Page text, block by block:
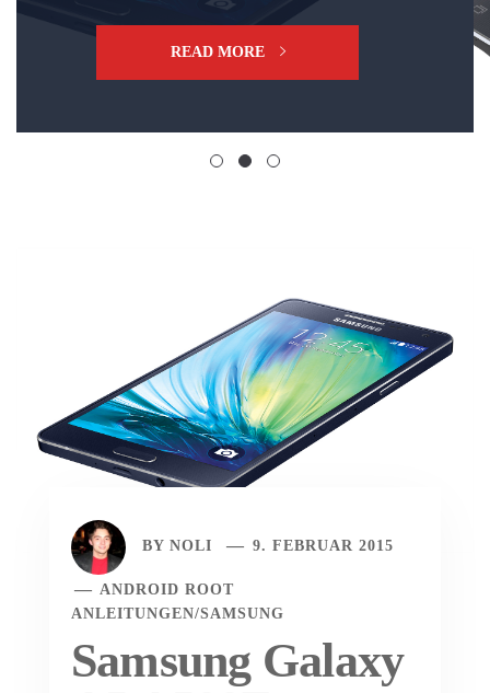
READ MORE
BY NOLI 9. FEBRUAR 2015
ANDROID ROOT
ANLEITUNGEN/SAMSUNG
Samsung Galaxy